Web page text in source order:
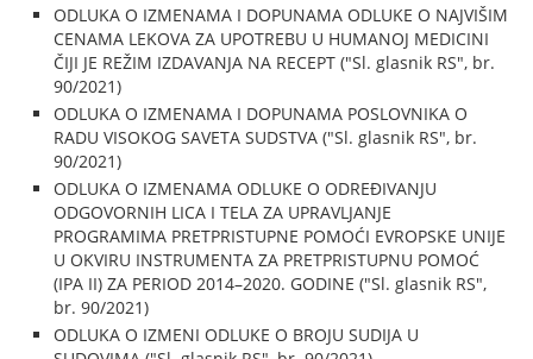
ODLUKA O IZMENAMA I DOPUNAMA ODLUKE O NAJVIŠIM
CENAMA LEKOVA ZA UPOTREBU U HUMANOJ MEDICINI
ČIJI JE REŽIM IZDAVANJA NA RECEPT ("Sl. glasnik RS", br.
90/2021)
ODLUKA O IZMENAMA I DOPUNAMA POSLOVNIKA O
RADU VISOKOG SAVETA SUDSTVA ("Sl. glasnik RS", br.
90/2021)
ODLUKA O IZMENAMA ODLUKE O ODREĐIVANJU
ODGOVORNIH LICA I TELA ZA UPRAVLJANJE
PROGRAMIMA PRETPRISTUPNE POMOĆI EVROPSKE UNIJE
U OKVIRU INSTRUMENTA ZA PRETPRISTUPNU POMOĆ
(IPA II) ZA PERIOD 2014–2020. GODINE ("Sl. glasnik RS",
br. 90/2021)
ODLUKA O IZMENI ODLUKE O BROJU SUDIJA U